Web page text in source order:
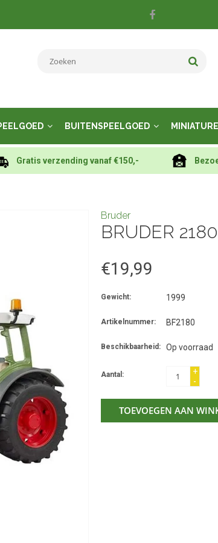
BUITENSPEELGOED
Gratis verzending vanaf €150,-
Bruder
BRUDER
€19,99
Gewicht: 1999
Artikelnummer: BF2180
Beschikbaarheid: Op voorraad
Aantal:
+
-
TOEVOEGEN AAN